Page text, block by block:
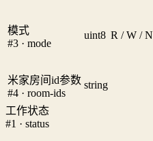
模式
#3 · mode
uint8 R / W / N
米家房间id参数
#4 · room-ids
string
工作状态
#1 · status